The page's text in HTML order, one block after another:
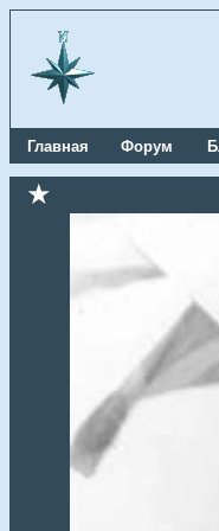
Главная Форум
★